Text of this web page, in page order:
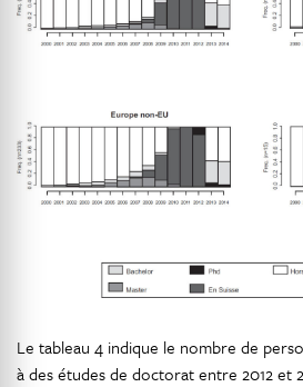
Le tableau 4 indique le nombre de
à des études de doctorat entre 2012 et